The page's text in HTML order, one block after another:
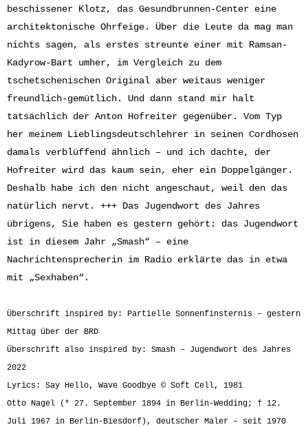
beschissener Klotz, das Gesundbrunnen-Center eine
architektonische Ohrfeige. Über die Leute da mag man
nichts sagen, als erstes streunte einer mit Ramsan-
Kadyrow-Bart umher, im Vergleich zu dem
tschetschenischen Original aber weitaus weniger
freundlich-gemütlich. Und dann stand mir halt
tatsächlich der Anton Hofreiter gegenüber. Vom Typ
her meinem Lieblingsdeutschlehrer in seinen Cordhosen
damals verblüffend ähnlich – und ich dachte, der
Hofreiter wird das kaum sein, eher ein Doppelgänger.
Deshalb habe ich den nicht angeschaut, weil den das
natürlich nervt. +++ Das Jugendwort des Jahres
übrigens, Sie haben es gestern gehört: das Jugendwort
ist in diesem Jahr „Smash“ – eine
Nachrichtensprecherin im Radio erklärte das in etwa
mit „Sexhaben“.
Überschrift inspired by: Partielle Sonnenfinsternis – gestern
Mittag über der BRD
Überschrift also inspired by: Smash – Jugendwort des Jahres
2022
Lyrics: Say Hello, Wave Goodbye © Soft Cell, 1981
Otto Nagel (* 27. September 1894 in Berlin-Wedding; † 12.
Juli 1967 in Berlin-Biesdorf), deutscher Maler – seit 1970